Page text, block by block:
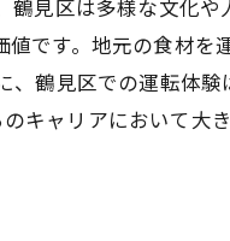
鶴見区は多様な文化や
です。地元の食材を
、鶴見区での運転体